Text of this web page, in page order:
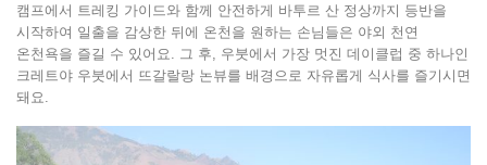
캠프에서 트레킹 가이드와 함께 안전하게 바투르 산 정상까지 등반을
시작하여 일출을 감상한 뒤에 온천을 원하는 손님들은 야외 천연
온천욕을 즐길 수 있어요. 그 후, 우붓에서 가장 멋진 데이클럽 중 하나인
크레트야 우붓에서 뜨갈랄랑 논뷰를 배경으로 자유롭게 식사를 즐기시면
돼요.